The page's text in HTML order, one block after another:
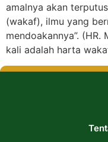
amalnya akan
(wakaf), ilmu yang
mendoakannya”.
kali adalah harta